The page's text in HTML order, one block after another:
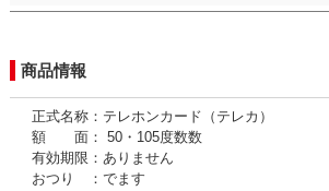
商品情報
正式名称：テレホンカード（テレカ）
額 面： 50・105度数数
有効期限：ありません
おつり ：でます